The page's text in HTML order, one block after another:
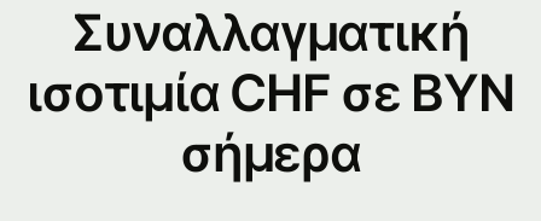
Συναλλαγματική
ισοτιμία CHF σε BYN
σήμερα